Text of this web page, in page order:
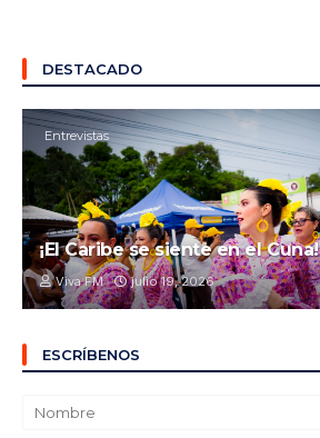
DESTACADO
Entrevistas
¡El Caribe se siente en el Cuna!
Viva FM julio 19, 2026
ESCRÍBENOS